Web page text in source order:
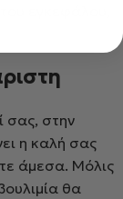
σας, στην
η καλή σας
άμεσα. Μόλις
θα